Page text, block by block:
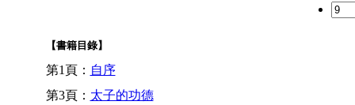
【書籍目錄】
第1頁： 自序
第3頁： 太子的功德